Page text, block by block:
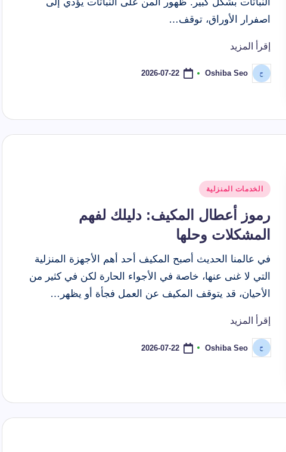
اصفرار الأوراق، توقف…
إقرأ المزيد
تمّ
النشر
Oshiba Seo
2026-07-22
نُشرالخدمات المنزلية
رموز أعطال المكيف: دليلك لفهم
المشكلات وحلها
في عالمنا الحديث أصبح المكيف أحد أهم الأجهزة المنزلية
التي لا غنى عنها، خاصة في الأجواء الحارة لكن في كثير من
الأحيان، قد يتوقف المكيف عن العمل فجأة أو يظهر…
إقرأ المزيد
تمّ
Oshiba Seo
2026-07-22